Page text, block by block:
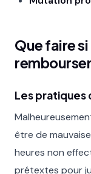
Que faire
Les pratiques
être de
heures non
prétextes pour